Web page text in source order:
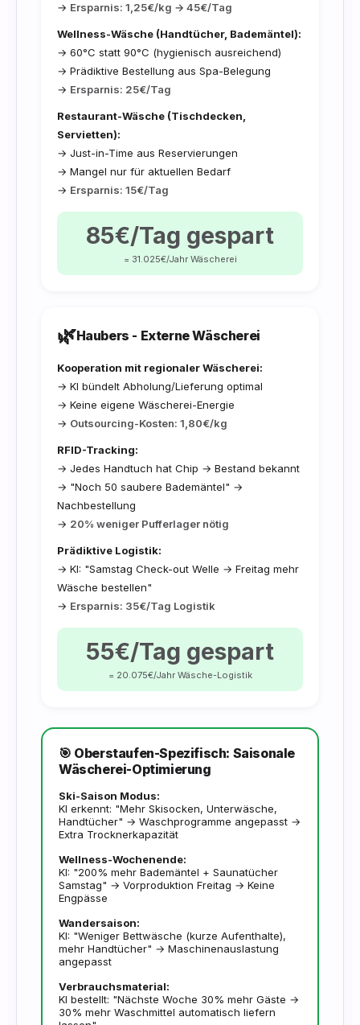
→ Ersparnis: 1,25€/kg → 45€/Tag
Wellness-Wäsche (Handtücher, Bademäntel):
→ 60°C statt 90°C (hygienisch ausreichend)
→ Prädiktive Bestellung aus Spa-Belegung
→ Ersparnis: 25€/Tag
Restaurant-Wäsche (Tischdecken,
Servietten):
→ Just-in-Time aus Reservierungen
→ Mangel nur für aktuellen Bedarf
→ Ersparnis: 15€/Tag
85€/Tag gespart
= 31.025€/Jahr Wäscherei
🌿Haubers - Externe Wäscherei
Kooperation mit regionaler Wäscherei:
→ KI bündelt Abholung/Lieferung optimal
→ Keine eigene Wäscherei-Energie
→ Outsourcing-Kosten: 1,80€/kg
RFID-Tracking:
→ Jedes Handtuch hat Chip → Bestand bekannt
→ "Noch 50 saubere Bademäntel" →
Nachbestellung
→ 20% weniger Pufferlager nötig
Prädiktive Logistik:
→ KI: "Samstag Check-out Welle → Freitag mehr
Wäsche bestellen"
→ Ersparnis: 35€/Tag Logistik
55€/Tag gespart
= 20.075€/Jahr Wäsche-Logistik
🎯 Oberstaufen-Spezifisch: Saisonale
Wäscherei-Optimierung
Ski-Saison Modus:
KI erkennt: "Mehr Skisocken, Unterwäsche,
Handtücher" → Waschprogramme angepasst →
Extra Trocknerkapazität
Wellness-Wochenende:
KI: "200% mehr Bademäntel + Saunatücher
Samstag" → Vorproduktion Freitag → Keine
Engpässe
Wandersaison:
KI: "Weniger Bettwäsche (kurze Aufenthalte),
mehr Handtücher" → Maschinenauslastung
angepasst
Verbrauchsmaterial:
KI bestellt: "Nächste Woche 30% mehr Gäste →
30% mehr Waschmittel automatisch liefern